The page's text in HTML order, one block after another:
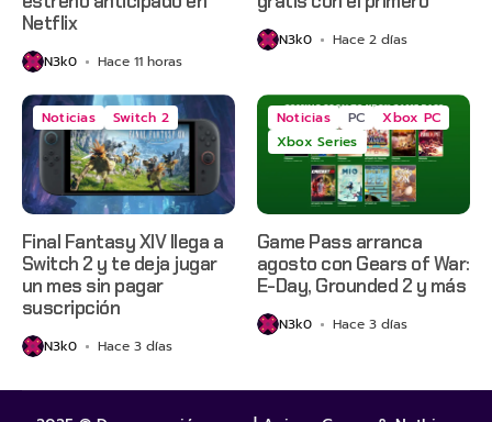
Netflix
N3k0 Hace 11 horas
N3k0 Hace 2 días
Noticias Switch 2
Final Fantasy XIV llega a
Switch 2 y te deja jugar
un mes sin pagar
suscripción
N3k0 Hace 3 días
Noticias PC
Xbox PC
Xbox Series
Game Pass arranca
agosto con Gears of War:
E-Day, Grounded 2 y más
N3k0 Hace 3 días